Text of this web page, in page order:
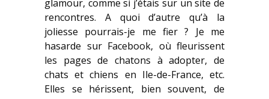
glamour, comme si j’étais sur un site de
rencontres. A quoi d’autre qu’à la
joliesse pourrais-je me fier ? Je me
hasarde sur Facebook, où fleurissent
les pages de chatons à adopter, de
chats et chiens en Ile-de-France, etc.
Elles se hérissent, bien souvent, de